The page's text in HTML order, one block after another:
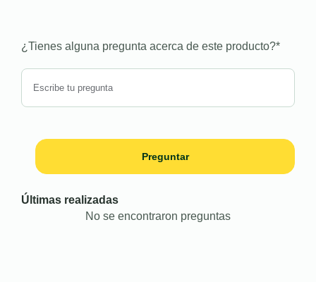
¿Tienes alguna pregunta acerca de este producto?*
Preguntar
Últimas realizadas
No se encontraron preguntas